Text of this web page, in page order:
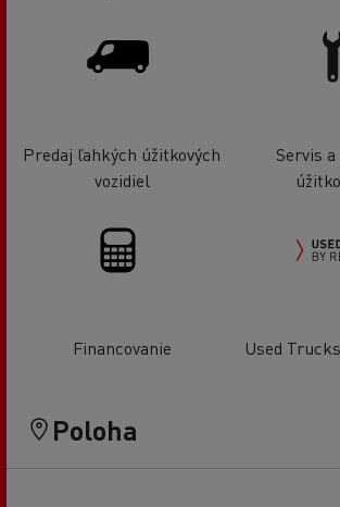
Predaj ľahkých úžitkových
vozidiel
Servis
Financovanie Used
Poloha